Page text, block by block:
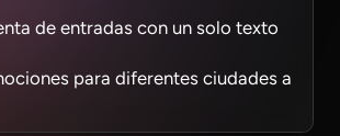
de entradas con un solo texto
para diferentes ciudades a